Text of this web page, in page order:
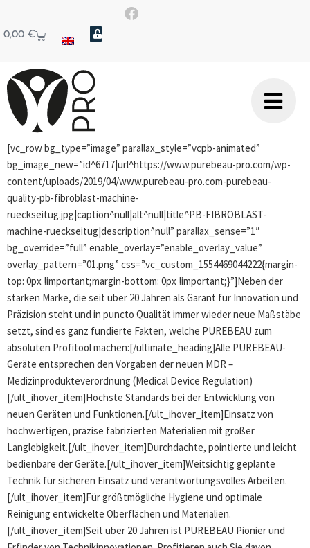
0,00 €
[vc_row bg_type=”image” parallax_style=”vcpb-animated”
bg_image_new=”id^6717|url^https://www.purebeau-pro.com/wp-
content/uploads/2019/04/www.purebeau-pro.com-purebeau-
quality-pb-fibroblast-machine-
rueckseitug.jpg|caption^null|alt^null|title^PB-FIBROBLAST-
machine-rueckseitug|description^null” parallax_sense=”1″
bg_override=”full” enable_overlay=”enable_overlay_value”
overlay_pattern=”01.png” css=”.vc_custom_1554469044222{margin-
top: 0px !important;margin-bottom: 0px !important;}”]Neben der
starken Marke, die seit über 20 Jahren als Garant für Innovation und
Präzision steht und in puncto Qualität immer wieder neue Maßstäbe
setzt, sind es ganz fundierte Fakten, welche PUREBEAU zum
absoluten Profitool machen:[/ultimate_heading]Alle PUREBEAU-
Geräte entsprechen den Vorgaben der neuen MDR –
Medizinprodukteverordnung (Medical Device Regulation)
[/ult_ihover_item]Höchste Standards bei der Entwicklung von
neuen Geräten und Funktionen.[/ult_ihover_item]Einsatz von
hochwertigen, präzise fabrizierten Materialien mit großer
Langlebigkeit.[/ult_ihover_item]Durchdachte, pointierte und leicht
bedienbare der Geräte.[/ult_ihover_item]Weitsichtig geplante
Technik für sicheren Einsatz und verantwortungsvolles Arbeiten.
[/ult_ihover_item]Für größtmögliche Hygiene und optimale
Reinigung entwickelte Oberflächen und Materialien.
[/ult_ihover_item]Seit über 20 Jahren ist PUREBEAU Pionier und